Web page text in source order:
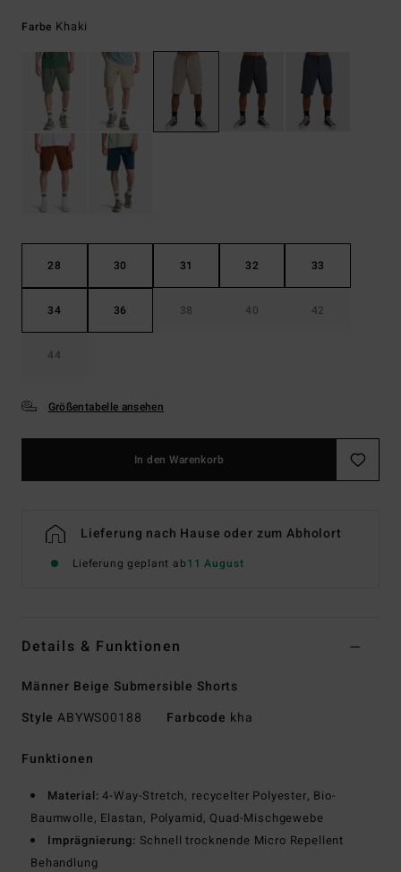
Farbe Khaki
28 30 31 32 33
34 36 38 40 42
44
Größentabelle ansehen
In den Warenkorb
Lieferung nach Hause oder zum Abholort
Lieferung geplant ab11 August
Details & Funktionen
Männer Beige Submersible Shorts
Style ABYWS00188 Farbcode kha
Funktionen
Material: 4-Way-Stretch, recycelter Polyester, Bio-
Baumwolle, Elastan, Polyamid, Quad-Mischgewebe
Imprägnierung: Schnell trocknende Micro Repellent
Behandlung